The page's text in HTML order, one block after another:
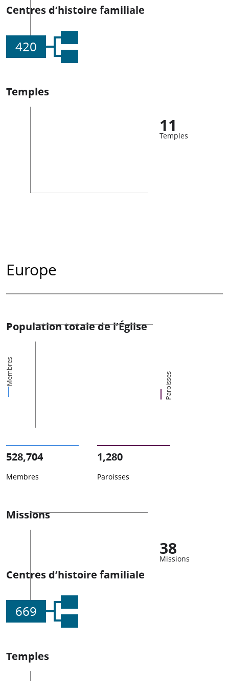
Centres d’histoire familiale
420
Temples
11
Temples
Europe
Population totale de l’Église
Membres Paroisses
528,704
Membres
1,280
Paroisses
Missions
38
Missions
Centres d’histoire familiale
669
Temples